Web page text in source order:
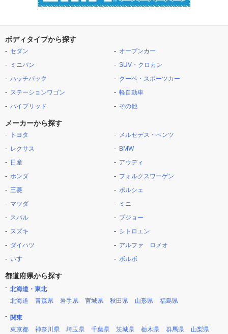
ボディタイプから探す
セダン
ミニバン
ハッチバック
ステーションワゴン
ハイブリッド
オープンカー
SUV・クロカン
クーペ・スポーツカー
軽自動車
その他
メーカーから探す
トヨタ
レクサス
日産
ホンダ
三菱
マツダ
スバル
スズキ
ダイハツ
いすゞ
メルセデス・ベンツ
BMW
アウディ
フォルクスワーゲン
ポルシェ
ミニ
プジョー
シトロエン
アルファ ロメオ
ボルボ
都道府県から探す
北海道・東北
北海道
青森県 岩手県 宮城県 秋田県 山形県 福島県
関東
東京都
神奈川県 埼玉県 千葉県 茨城県 栃木県 群馬県 山梨県